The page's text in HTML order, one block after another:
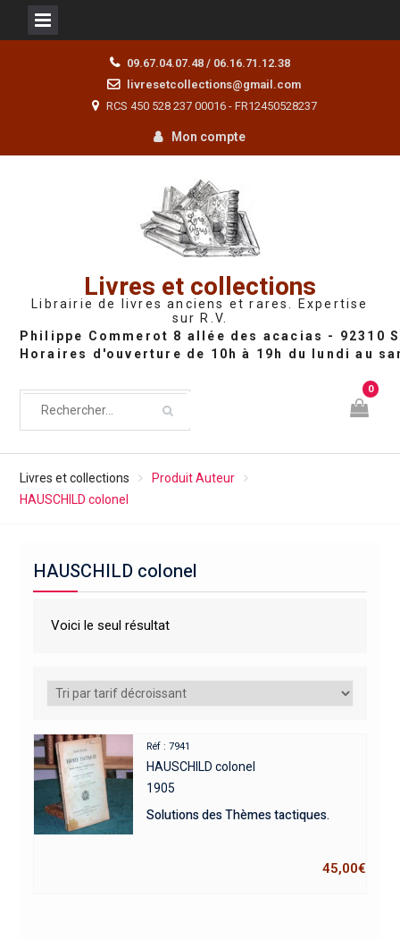
09.67.04.07.48 / 06.16.71.12.38
livresetcollections@gmail.com
RCS 450 528 237 00016 - FR12450528237
Mon compte
Livres et collections
Librairie de livres anciens et rares. Expertise
sur R.V.
0
Livres et collections
Produit Auteur
HAUSCHILD colonel
HAUSCHILD colonel
Voici le seul résultat
Réf : 7941
HAUSCHILD colonel
1905
Solutions des Thèmes tactiques.
45,00€